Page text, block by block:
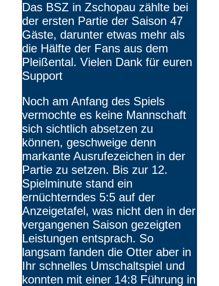
Das BSZ in Zschopau zählte bei
der ersten Partie der Saison 47
Gäste, darunter etwas mehr als
die Hälfte der Fans aus dem
Pleißental. Vielen Dank für euren
Support
Noch am Anfang des Spiels
vermochte es keine Mannschaft
sich sichtlich absetzen zu
können, geschweige denn
markante Ausrufezeichen in der
Partie zu setzen. Bis zur 12.
Spielminute stand ein
ernüchterndes 5:5 auf der
Anzeigetafel, was nicht den in der
vergangenen Saison gezeigten
Leistungen entsprach. So
langsam fanden die Otter aber in
Ihr schnelles Umschaltspiel und
konnten mit einer 14:8 Führung in